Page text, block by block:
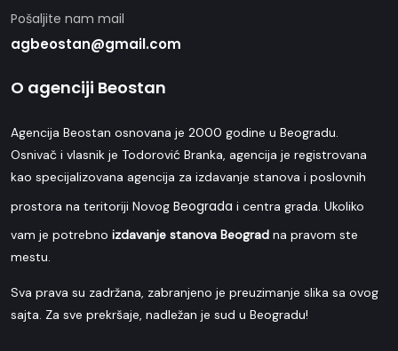
Pošaljite nam mail
agbeostan@gmail.com
O agenciji Beostan
Agencija Beostan osnovana je 2000 godine u Beogradu.
Osnivač i vlasnik je Todorović Branka, agencija je registrovana
kao specijalizovana agencija za izdavanje stanova i poslovnih
prostora na teritoriji Novog Beograda i centra grada. Ukoliko
vam je potrebno izdavanje stanova Beograd na pravom ste
mestu.
Sva prava su zadržana, zabranjeno je preuzimanje slika sa ovog
sajta. Za sve prekršaje, nadležan je sud u Beogradu!